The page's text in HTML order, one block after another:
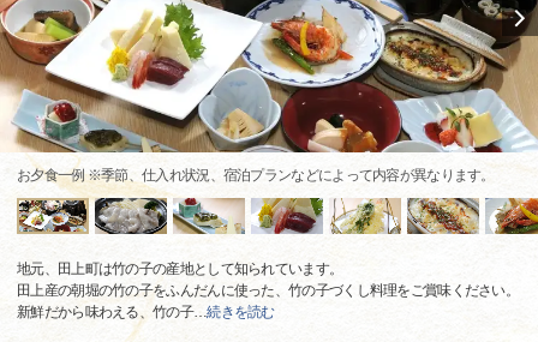
お夕食一例 ※季節、仕入れ状況、宿泊プランなどによって内容が異なります。
地元、田上町は竹の子の産地として知られています。
田上産の朝堀の竹の子をふんだんに使った、竹の子づくし料理をご賞味ください。
新鮮だから味わえる、竹の子…続きを読む